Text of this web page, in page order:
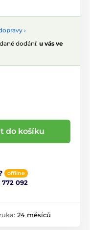
›
dodání: u vás ve
do košíku
offline
772 092
24 měsíců